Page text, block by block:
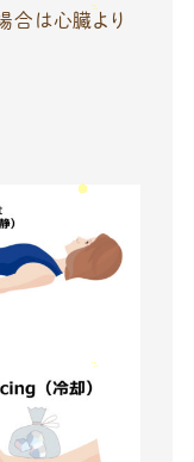
合は心臓より